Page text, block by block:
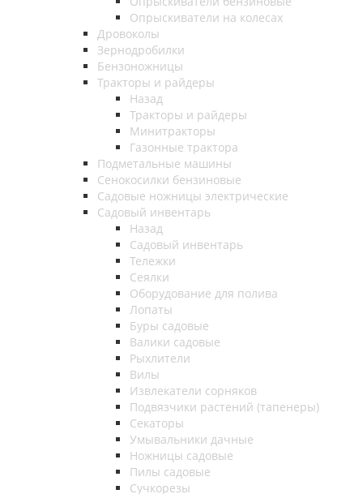
Опрыскиватели на колесах
Дровоколы
Зернодробилки
Бензоножницы
Тракторы и райдеры
Назад
Тракторы и райдеры
Минитракторы
Газонные трактора
Подметальные машины
Сенокосилки бензиновые
Садовые ножницы электрические
Садовый инвентарь
Назад
Садовый инвентарь
Тележки
Сеялки
Оборудование для полива
Лопаты
Буры садовые
Валики садовые
Рыхлители
Вилы
Извлекатели сорняков
Подвязчики растений (тапенеры)
Секаторы
Умывальники дачные
Ножницы садовые
Пилы садовые
Сучкорезы